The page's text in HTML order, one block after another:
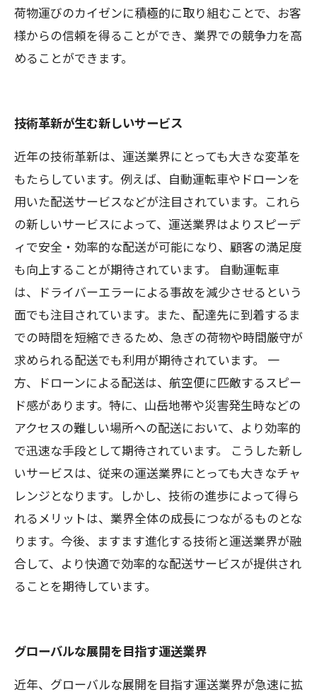
荷物運びのカイゼンに積極的に取り組むことで、お客
様からの信頼を得ることができ、業界での競争力を高
めることができます。
技術革新が生む新しいサービス
近年の技術革新は、運送業界にとっても大きな変革を
もたらしています。例えば、自動運転車やドローンを
用いた配送サービスなどが注目されています。これら
の新しいサービスによって、運送業界はよりスピーデ
ィで安全・効率的な配送が可能になり、顧客の満足度
も向上することが期待されています。 自動運転車
は、ドライバーエラーによる事故を減少させるという
面でも注目されています。また、配達先に到着するま
での時間を短縮できるため、急ぎの荷物や時間厳守が
求められる配送でも利用が期待されています。 一
方、ドローンによる配送は、航空便に匹敵するスピー
ド感があります。特に、山岳地帯や災害発生時などの
アクセスの難しい場所への配送において、より効率的
で迅速な手段として期待されています。 こうした新し
いサービスは、従来の運送業界にとっても大きなチャ
レンジとなります。しかし、技術の進歩によって得ら
れるメリットは、業界全体の成長につながるものとな
ります。今後、ますます進化する技術と運送業界が融
合して、より快適で効率的な配送サービスが提供され
ることを期待しています。
グローバルな展開を目指す運送業界
近年、グローバルな展開を目指す運送業界が急速に拡